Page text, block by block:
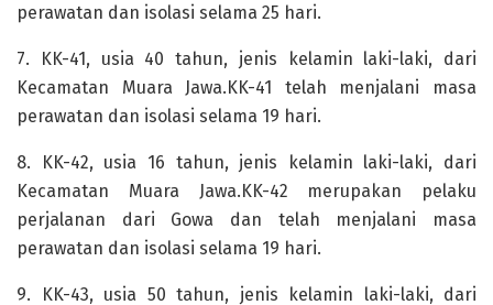
perawatan dan isolasi selama 25 hari.
7. KK-41, usia 40 tahun, jenis kelamin laki-laki, dari
Kecamatan Muara Jawa.KK-41 telah menjalani masa
perawatan dan isolasi selama 19 hari.
8. KK-42, usia 16 tahun, jenis kelamin laki-laki, dari
Kecamatan Muara Jawa.KK-42 merupakan pelaku
perjalanan dari Gowa dan telah menjalani masa
perawatan dan isolasi selama 19 hari.
9. KK-43, usia 50 tahun, jenis kelamin laki-laki, dari